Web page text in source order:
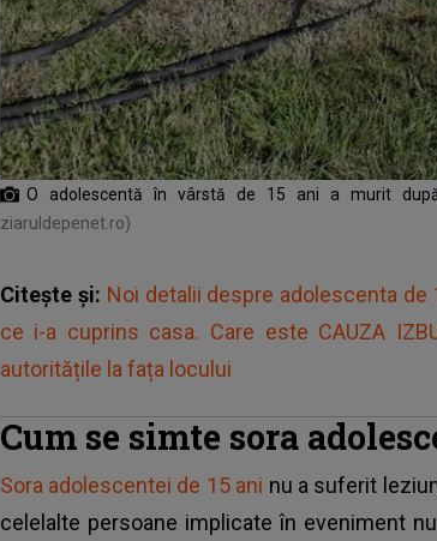
O adolescentă în vârstă de 15 ani a murit
ziaruldepenet.ro)
Citește și: Noi detalii despre adolescenta
ce i-a cuprins casa. Care este CAUZA
autoritățile la fața locului
Cum se simte sora
Sora adolescentei de 15 ani nu a suferit
celelalte persoane implicate în eveniment